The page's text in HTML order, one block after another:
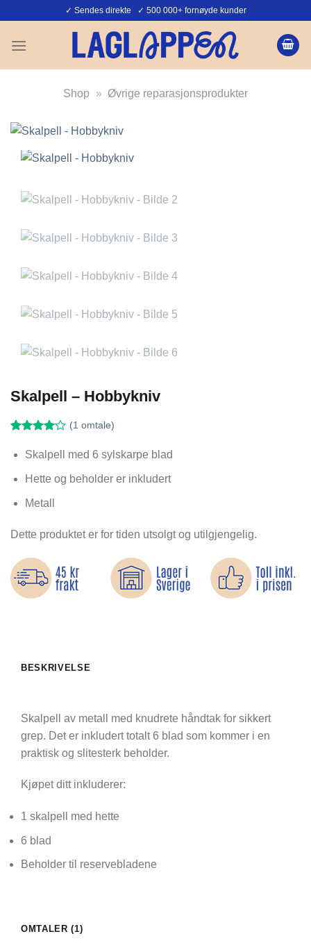
content
✓ Sendes direkte ✓ 500 000+ fornøyde kunder
Shop » Øvrige reparasjonsprodukter
Skalpell – Hobbykniv
av 5
basert på
kundevurdering
(1 omtale)
Skalpell med 6 sylskarpe blad
Hette og beholder er inkludert
Metall
Dette produktet er for tiden utsolgt og utilgjengelig.
BESKRIVELSE
Skalpell av metall med knudrete håndtak for sikkert
grep. Det er inkludert totalt 6 blad som kommer i en
praktisk og slitesterk beholder.
Kjøpet ditt inkluderer:
1 skalpell med hette
6 blad
Beholder til reservebladene
OMTALER (1)